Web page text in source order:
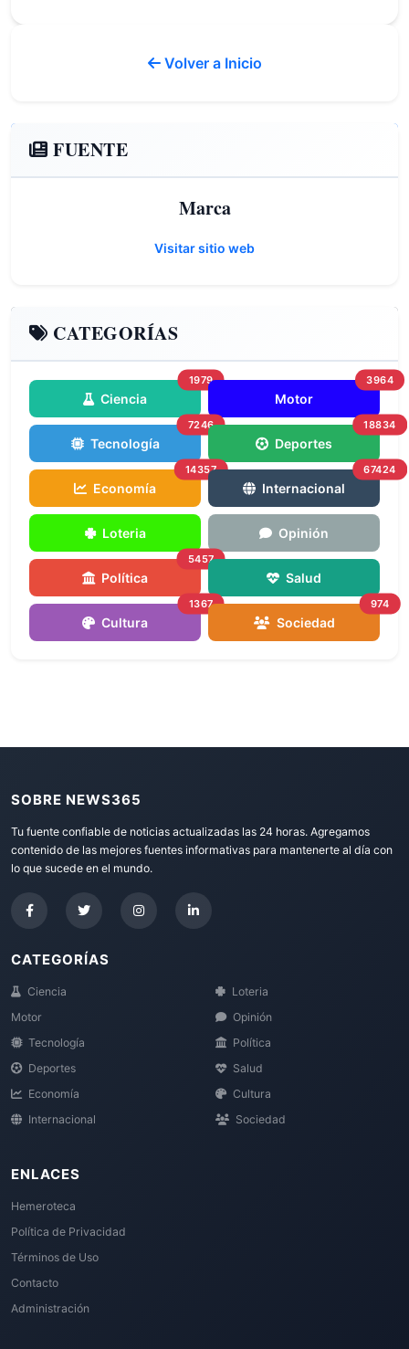
Volver a Inicio
FUENTE
Marca
Visitar sitio web
CATEGORÍAS
Ciencia
1979
Motor
3964
Tecnología
7246
Deportes
18834
Economía
14357
Internacional
67424
Loteria Opinión
Política
5457
Salud
Cultura
1367
Sociedad
974
SOBRE NEWS365
Tu fuente confiable de noticias actualizadas las 24 horas. Agregamos
contenido de las mejores fuentes informativas para mantenerte al día con
lo que sucede en el mundo.
CATEGORÍAS
Ciencia
Motor
Tecnología
Deportes
Economía
Internacional
Loteria
Opinión
Política
Salud
Cultura
Sociedad
ENLACES
Hemeroteca
Política de Privacidad
Términos de Uso
Contacto
Administración